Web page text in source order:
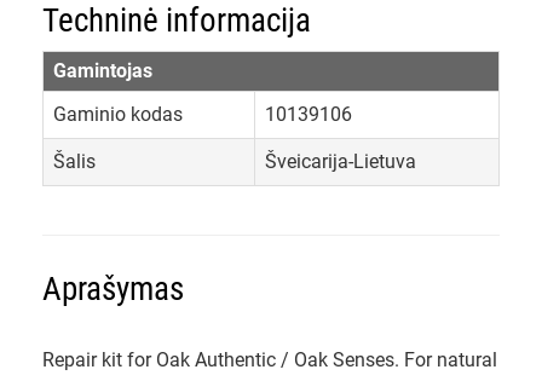
Techninė informacija
Gamintojas
Gaminio kodas
10139106
Šalis Šveicarija-Lietuva
Aprašymas
Repair kit for Oak Authentic / Oak Senses. For natural